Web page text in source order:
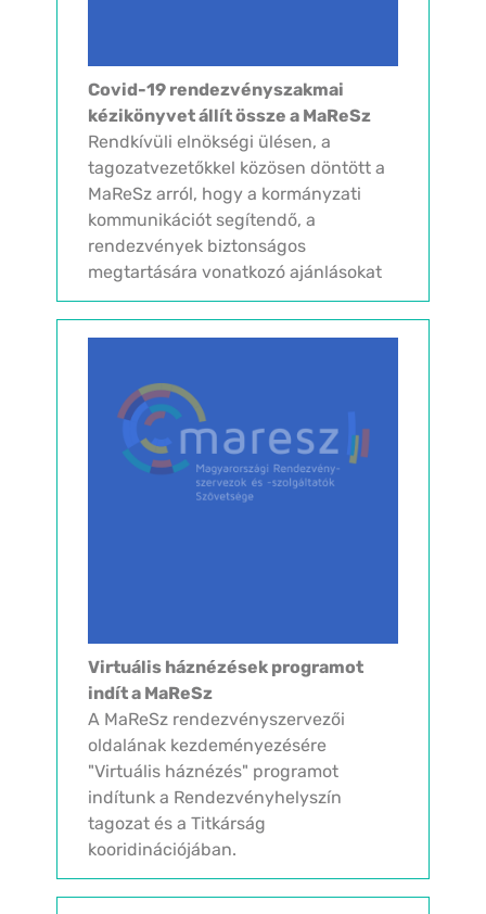
Covid-19 rendezvényszakmai
kézikönyvet állít össze a MaReSz
Rendkívüli elnökségi ülésen, a
tagozatvezetőkkel közösen döntött a
MaReSz arról, hogy a kormányzati
kommunikációt segítendő, a
rendezvények biztonságos
megtartására vonatkozó ajánlásokat
tartalmazó COVID-19 rendezvény
kézikönyvet készítünk. Elsődleges
Virtuális háznézések programot
indít a MaReSz
A MaReSz rendezvényszervezői
oldalának kezdeményezésére
"Virtuális háznézés" programot
indítunk a Rendezvényhelyszín
tagozat és a Titkárság
kooridinációjában.
Rendezvényhelyszíneink előre
meghatározott időpontokban On-line